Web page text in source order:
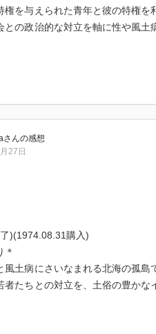
権を与えられた青年と彼の特権を
との政治的な対立を軸に性や風
さんの感想
27日
)(1974.08.31購入)
＊
風土病にさいなまれる北海の孤島
者たちとの対立を、土俗の豊か